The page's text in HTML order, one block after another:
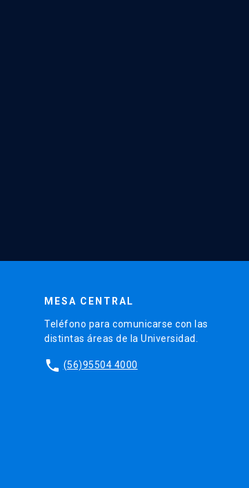
MESA CENTRAL
Teléfono para comunicarse con las
distintas áreas de la Universidad.
phone (56)95504 4000